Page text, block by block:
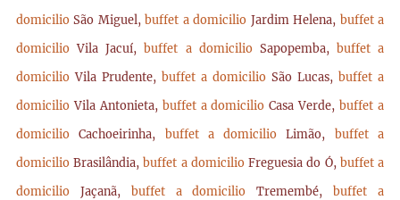
domicilioSão Miguel,buffet a domicilio Jardim Helena, buffet a
domicilioVila Jacuí,buffet a domicilio Sapopemba, buffet a
domicilioVila Prudente, buffet a domicilio São Lucas, buffet a
domicilioVila Antonieta, buffet a domicilioCasa Verde,buffet a
domicilioCachoeirinha, buffet a domicilioLimão, buffet a
domicilioBrasilândia,buffet a domicilioFreguesia do Ó, buffet a
domicilio Jaçanã, buffet a domicilioTremembé,buffet a